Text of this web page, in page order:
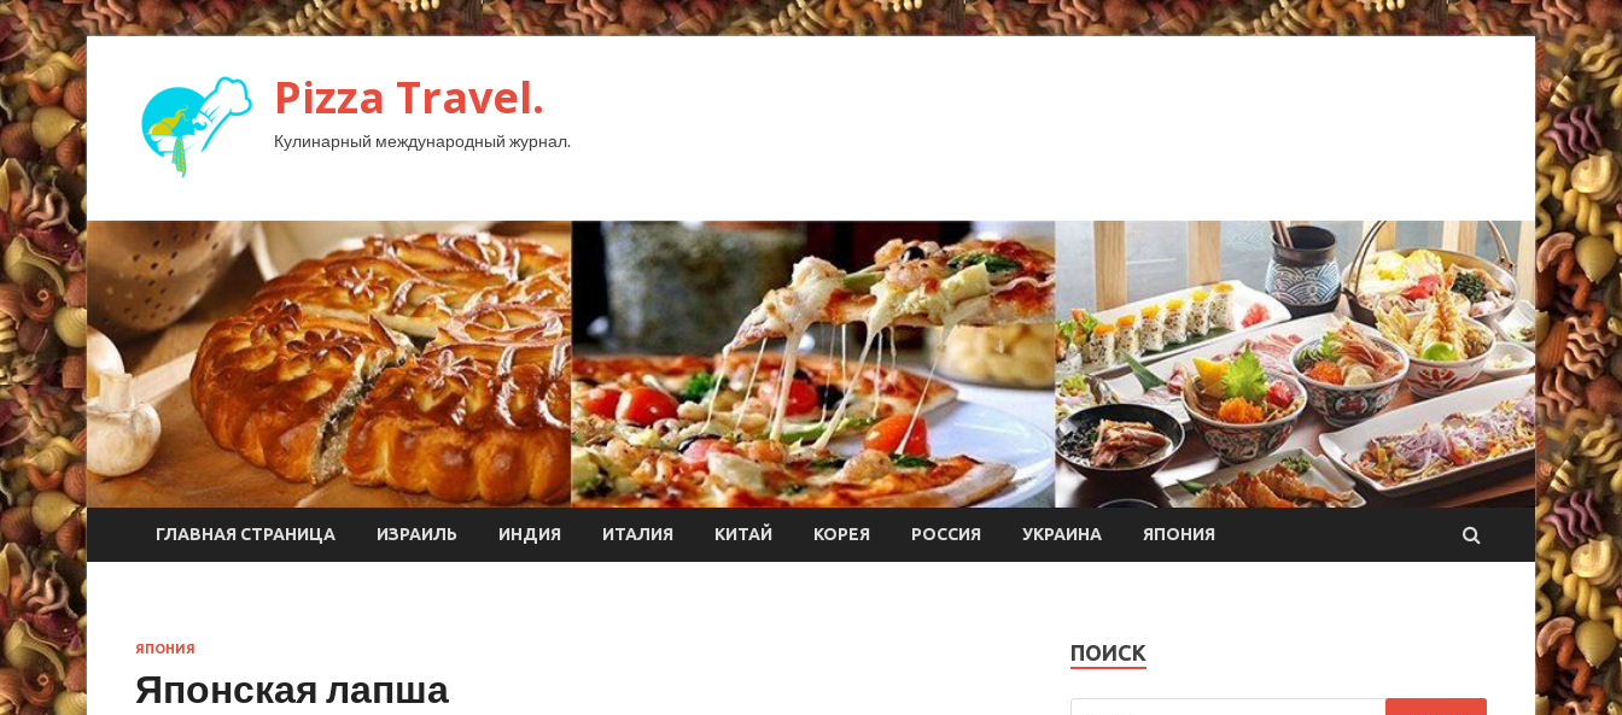
Pizza Travel.
Кулинарный международный журнал.
ГЛАВНАЯ СТРАНИЦА ИЗРАИЛЬ ИНДИЯ ИТАЛИЯ КИТАЙ КОРЕЯ РОССИЯ УКРАИНА ЯПОНИЯ
ЯПОНИЯ
Японская лапша
ПОИСК